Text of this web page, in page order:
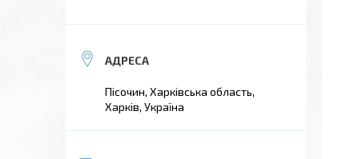
Пісочин, Харківська область,
Харків, Україна